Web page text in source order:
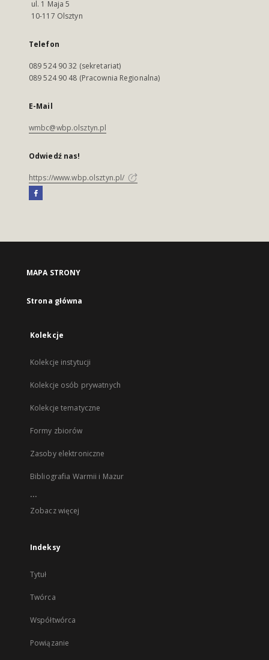
ul. 1 Maja 5
10-117 Olsztyn
Telefon
089 524 90 32 (sekretariat)
089 524 90 48 (Pracownia Regionalna)
E-Mail
wmbc@wbp.olsztyn.pl
Odwiedź nas!
https://www.wbp.olsztyn.pl/
MAPA STRONY
Strona główna
Kolekcje
Kolekcje instytucji
Kolekcje osób prywatnych
Kolekcje tematyczne
Formy zbiorów
Zasoby elektroniczne
Bibliografia Warmii i Mazur
...
Zobacz więcej
Indeksy
Tytuł
Twórca
Współtwórca
Powiązanie